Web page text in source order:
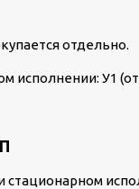
отдельно.
У1 (от